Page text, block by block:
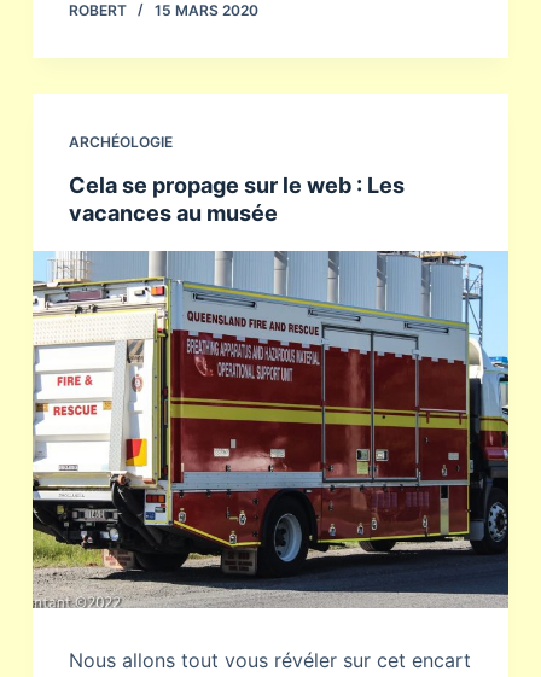
ROBERT 15 MARS 2020
ARCHÉOLOGIE
Cela se propage sur le web : Les
vacances au musée
Nous allons tout vous révéler sur cet encart